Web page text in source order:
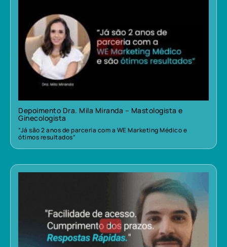
Depoimento Dra. Mila Miranda – Mastologista e
Ginecologista
“Já são 2 anos de parceria com a WE Marketing Médico e
ótimos resultados”